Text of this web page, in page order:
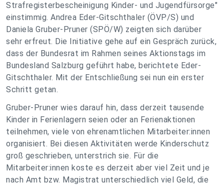
Strafregisterbescheinigung Kinder- und Jugendfürsorge"
einstimmig. Andrea Eder-Gitschthaler (ÖVP/S) und
Daniela Gruber-Pruner (SPÖ/W) zeigten sich darüber
sehr erfreut. Die Initiative gehe auf ein Gespräch zurück,
dass der Bundesrat im Rahmen seines Aktionstags im
Bundesland Salzburg geführt habe, berichtete Eder-
Gitschthaler. Mit der Entschließung sei nun ein erster
Schritt getan.
Gruber-Pruner wies darauf hin, dass derzeit tausende
Kinder in Ferienlagern seien oder an Ferienaktionen
teilnehmen, viele von ehrenamtlichen Mitarbeiter:innen
organisiert. Bei diesen Aktivitäten werde Kinderschutz
groß geschrieben, unterstrich sie. Für die
Mitarbeiter:innen koste es derzeit aber viel Zeit und je
nach Amt bzw. Magistrat unterschiedlich viel Geld, die